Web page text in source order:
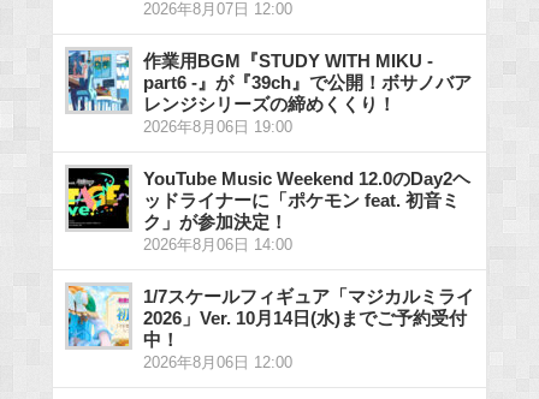
2026年8月07日 12:00
作業用BGM『STUDY WITH MIKU -
part6 -』が『39ch』で公開！ボサノバア
レンジシリーズの締めくくり！
2026年8月06日 19:00
YouTube Music Weekend 12.0のDay2ヘ
ッドライナーに「ポケモン feat. 初音ミ
ク」が参加決定！
2026年8月06日 14:00
1/7スケールフィギュア「マジカルミライ
2026」Ver. 10月14日(水)までご予約受付
中！
2026年8月06日 12:00